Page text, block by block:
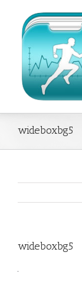
wideboxbg5
wideboxbg5